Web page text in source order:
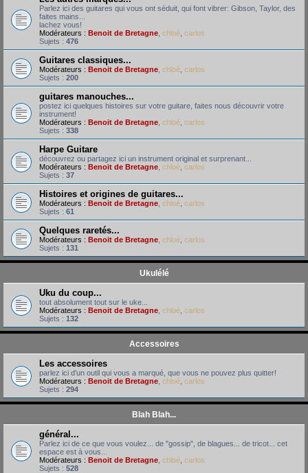
Parlez ici des guitares qui vous ont séduit, qui font vibrer: Gibson, Taylor, des
faites mains...
lachez vous!
Modérateurs : Benoit de Bretagne chloé carlos
Sujets : 476
Guitares classiques...
Modérateurs : Benoit de Bretagne chloé carlos
Sujets : 200
guitares manouches...
postez ici quelques histoires sur votre guitare, faites nous découvrir votre
instrument!
Modérateurs : Benoit de Bretagne chloé carlos
Sujets : 338
Harpe Guitare
découvrez ou partagez ici un instrument original et surprenant...
Modérateurs : Benoit de Bretagne chloé carlos
Sujets : 37
Histoires et origines de guitares...
Modérateurs : Benoit de Bretagne chloé carlos
Sujets : 61
Quelques raretés...
Modérateurs : Benoit de Bretagne chloé carlos
Sujets : 131
Ukulélé
Uku du coup...
tout absolument tout sur le uke...
Modérateurs : Benoit de Bretagne chloé carlos
Sujets : 132
Accessoires
Les accessoires
parlez ici d'un outil qui vous a marqué, que vous ne pouvez plus quitter!
Modérateurs : Benoit de Bretagne chloé carlos
Sujets : 294
Blah Blah...
général...
Parlez ici de ce que vous voulez... de "gossip", de blagues... de tricot... cet
espace est à vous...
Modérateurs : Benoit de Bretagne chloé carlos
Sujets : 528